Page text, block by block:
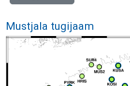
Mustjala tugijaam